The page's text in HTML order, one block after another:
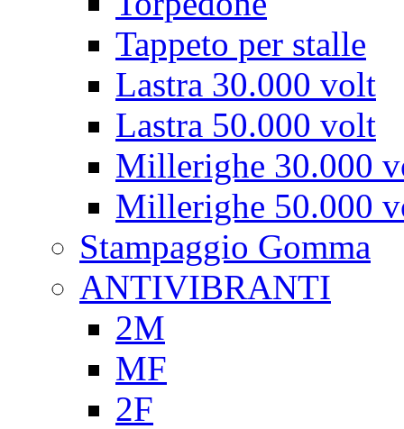
Tappeto per stalle
Lastra 30.000 volt
Lastra 50.000 volt
Millerighe 30.000
Millerighe 50.000
Stampaggio Gomma
ANTIVIBRANTI
2M
MF
2F